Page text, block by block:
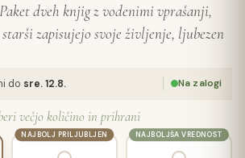
dveh knjig z vodenimi vprašanji,
zapisujejo svoje življenje, ljubezen
do sre. 12.8. Na zalogi
večjo količino in prihrani
NAJBOLJ PRILJUBLJEN NAJBOLJŠA VREDNOST